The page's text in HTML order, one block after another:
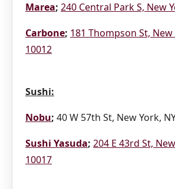
Marea; 240 Central Park S, New
Carbone; 181 Thompson St, New
10012
Sushi:
Nobu; 40 W 57th St, New York,
Sushi Yasuda; 204 E 43rd St,
10017